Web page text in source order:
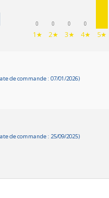
0
1★
0
2★
0
3★
0
4★ 5★
de commande : 07/01/2026)
de commande : 25/09/2025)